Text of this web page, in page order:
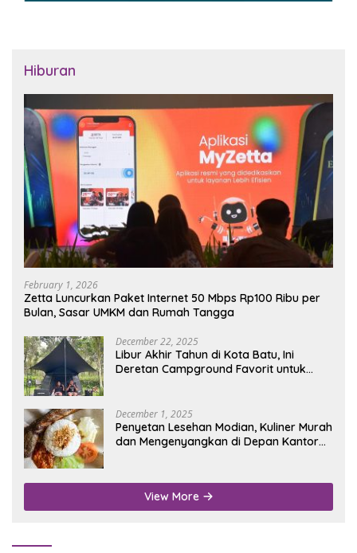
Hiburan
February 1, 2026
Zetta Luncurkan Paket Internet 50 Mbps Rp100 Ribu per
Bulan, Sasar UMKM dan Rumah Tangga
December 22, 2025
Libur Akhir Tahun di Kota Batu, Ini
Deretan Campground Favorit untuk
December 1, 2025
Penyetan Lesehan Modian, Kuliner Murah
dan Mengenyangkan di Depan Kantor
View More